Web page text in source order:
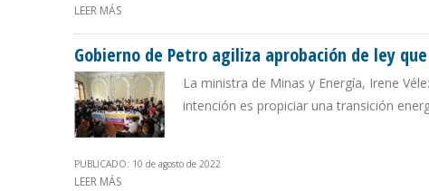
LEER MÁS
Gobierno de Petro agiliza aprobación de ley
La ministra de Minas y Energía, Irene
intención es propiciar una transición
PUBLICADO: 10 de agosto de 2022
LEER MÁS